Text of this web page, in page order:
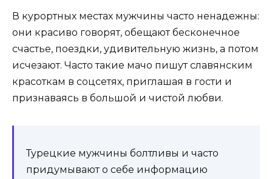
В курортных местах мужчины часто ненадежны:
они красиво говорят, обещают бесконечное
счастье, поездки, удивительную жизнь, а потом
исчезают. Часто такие мачо пишут славянским
красоткам в соцсетях, приглашая в гости и
признаваясь в большой и чистой любви.
Турецкие мужчины болтливы и часто
придумывают о себе информацию